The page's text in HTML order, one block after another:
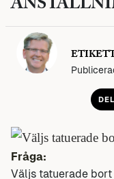
Fråga:
Väljs tatuerade